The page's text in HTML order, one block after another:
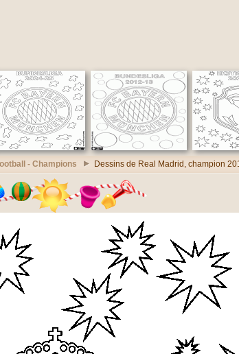
- Champions Dessins de Real Madrid, champion